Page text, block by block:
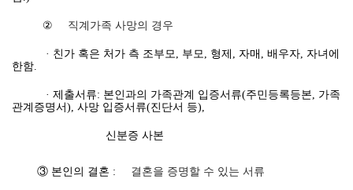
② 직계가족 사망의 경우
· 친가 혹은 처가 측 조부모, 부모, 형제, 자매, 배우자, 자녀에
한함.
· 제출서류: 본인과의 가족관계 입증서류(주민등록등본, 가족
관계증명서), 사망 입증서류(진단서 등),
신분증 사본
③ 본인의 결혼 : 결혼을 증명할 수 있는 서류